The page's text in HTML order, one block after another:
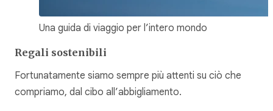
Una guida di viaggio per l’intero mondo
Regali sostenibili
Fortunatamente siamo sempre più attenti su ciò che
compriamo, dal cibo all’abbigliamento.